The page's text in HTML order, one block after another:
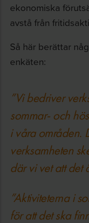
ekonomiska
avstå från
Så här berättar
enkäten:
”Vi bedriver
sommar- och
i våra områden.
verksamheten
där vi vet att det
”Aktiviteterna i
för att det ska